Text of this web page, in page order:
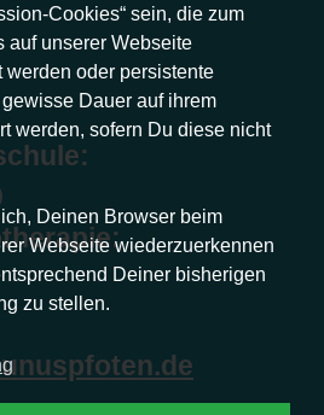
Cookies“ sein, die zum
auf unserer Webseite
oder persistente
Dauer auf ihrem
werden, sofern Du diese nicht
Deinen Browser beim
Webseite wiederzuerkennen
Deiner bisherigen
zu stellen.